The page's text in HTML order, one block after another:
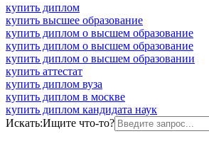
купить диплом
купить высшее образование
купить диплом о высшем образование
купить диплом о высшем образование
купить диплом о высшем образовании
купить аттестат
купить диплом вуза
купить диплом в москве
купить диплом кандидата наук
Искать:Ищите что-то?